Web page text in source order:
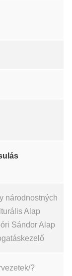
národnostných
Alap
Sándor Alap
?